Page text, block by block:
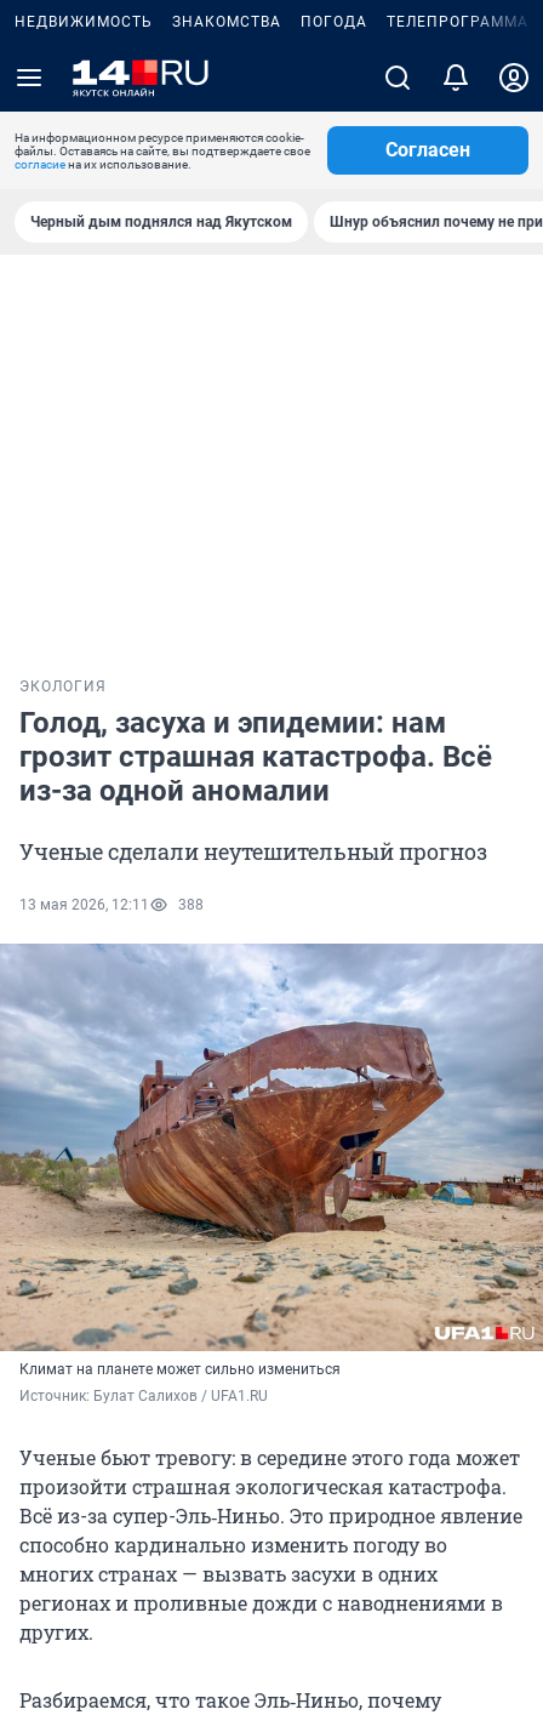
НЕДВИЖИМОСТЬ ЗНАКОМСТВА ПОГОДА ТЕЛЕПРОГРАММА
На информационном ресурсе применяются cookie-
файлы. Оставаясь на сайте, вы подтверждаете свое
согласиена их использование.
Согласен
Черный дым поднялся над Якутском Шнур объяснил почему не
ЭКОЛОГИЯ
Голод, засуха и эпидемии: нам
грозит страшная катастрофа. Всё
из-за одной аномалии
Ученые сделали неутешительный прогноз
13 мая 2026, 12:11 388
Климат на планете может сильно измениться
Источник: Булат Салихов / UFA1.RU
Ученые бьют тревогу: в середине этого года может
произойти страшная экологическая катастрофа.
Всё из-за супер-Эль‑Ниньо. Это природное явление
способно кардинально изменить погоду во
многих странах — вызвать засухи в одних
регионах и проливные дожди с наводнениями в
других.
Разбираемся, что такое Эль‑Ниньо, почему